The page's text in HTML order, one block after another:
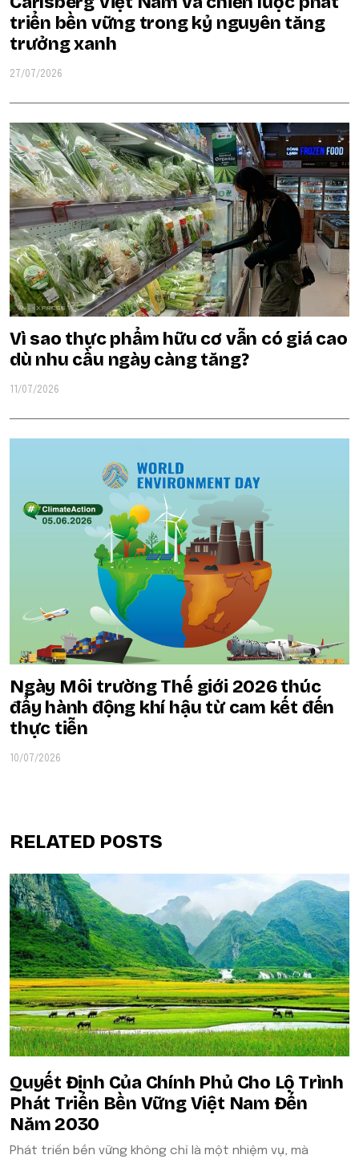
triển bền vững trong kỷ nguyên tăng
trưởng xanh
27/07/2026
Vì sao thực phẩm hữu cơ vẫn có giá cao
dù nhu cầu ngày càng tăng?
11/07/2026
Ngày Môi trường Thế giới 2026 thúc
đẩy hành động khí hậu từ cam kết đến
thực tiễn
10/07/2026
RELATED POSTS
Quyết Định Của Chính Phủ Cho Lộ Trình
Phát Triển Bền Vững Việt Nam Đến
Năm 2030
Phát triển bền vững không chỉ là một nhiệm vụ, mà